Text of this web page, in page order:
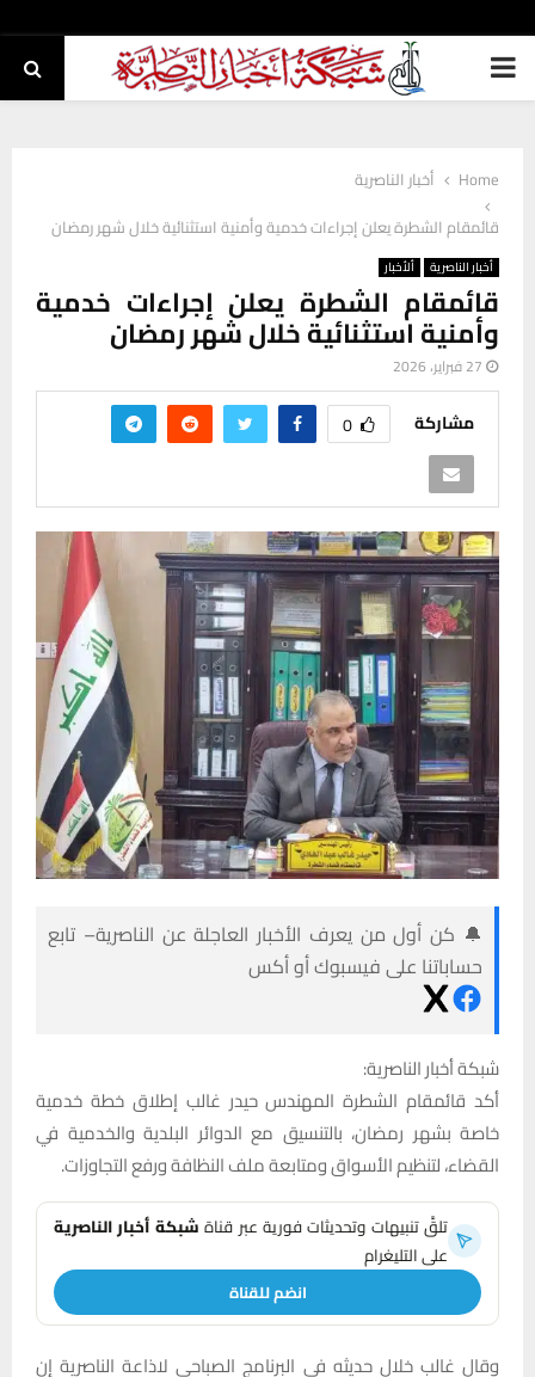
PRIMARY
Home
أخبار الناصرية
قائمقام الشطرة يعلن إجراءات خدمية وأمنية استثنائية خلال شهر رمضان
أخبار الناصرية ألأخبار
قائمقام الشطرة يعلن إجراءات خدمية
وأمنية استثنائية خلال شهر رمضان
27 فبراير، 2026
مشاركة 0
🔔 كن أول من يعرف الأخبار العاجلة عن الناصرية– تابع
حساباتنا على فيسبوك أو أكس
شبكة أخبار الناصرية:
أكد قائمقام الشطرة المهندس حيدر غالب إطلاق خطة خدمية
خاصة بشهر رمضان، بالتنسيق مع الدوائر البلدية والخدمية في
القضاء، لتنظيم الأسواق ومتابعة ملف النظافة ورفع التجاوزات.
تلقَّ تنبيهات وتحديثات فورية عبر قناةشبكة أخبار الناصرية
على التليغرام
انضم للقناة
وقال غالب خلال حديثه في البرنامج الصباحي لاذاعة الناصرية إن